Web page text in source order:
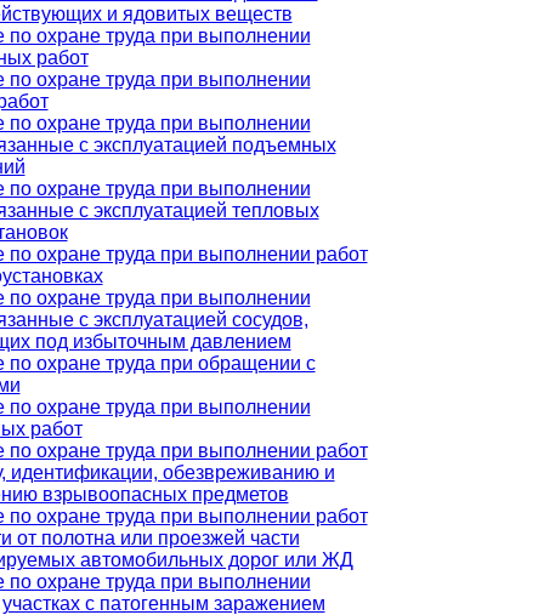
и ядовитых веществ
по охране труда при выполнении
работ
по охране труда при выполнении
по охране труда при выполнении
с эксплуатацией подъемных
по охране труда при выполнении
с эксплуатацией тепловых
по охране труда при выполнении работ
по охране труда при выполнении
с эксплуатацией сосудов,
под избыточным давлением
по охране труда при обращении с
по охране труда при выполнении
работ
по охране труда при выполнении работ
идентификации, обезвреживанию и
взрывоопасных предметов
по охране труда при выполнении работ
от полотна или проезжей части
автомобильных дорог или ЖД
по охране труда при выполнении
с патогенным заражением